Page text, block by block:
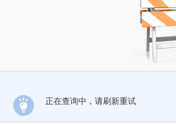
正在查询中，请刷新重试